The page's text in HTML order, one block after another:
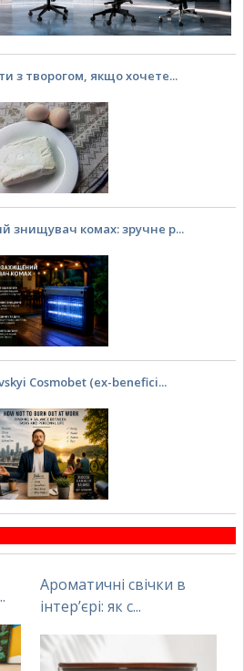
з творогом, якщо хочете...
знищувач комах: зручне р...
Cosmobet (ex-benefici...
Ароматичні свічки в
інтер’єрі: як с...